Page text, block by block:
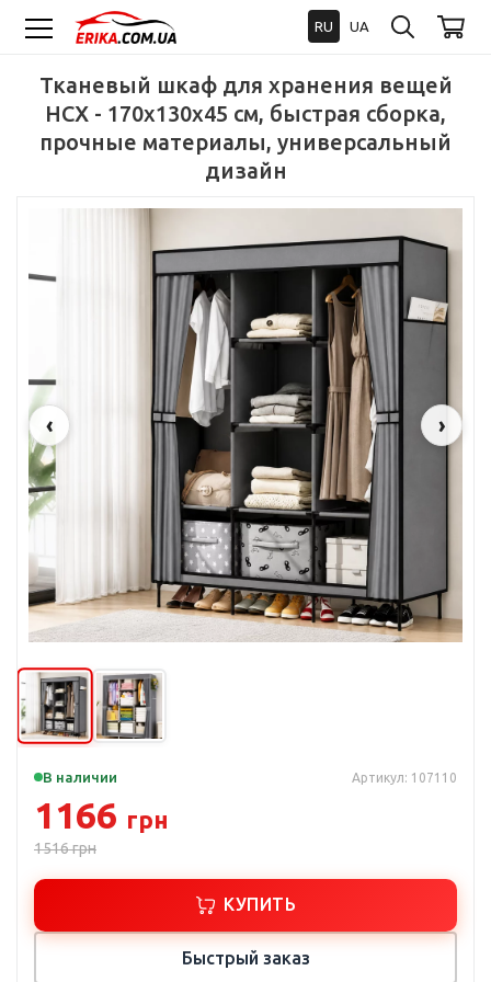
RU UA
Тканевый шкаф для хранения вещей
HCX - 170x130x45 см, быстрая сборка,
прочные материалы, универсальный
дизайн
‹ ›
В наличии Артикул: 107110
1166 грн
1516грн
КУПИТЬ
Быстрый заказ